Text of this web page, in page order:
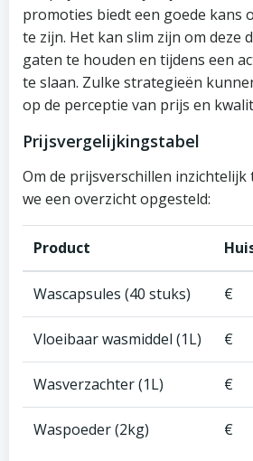
promoties biedt een goede kans
te zijn. Het kan slim zijn om deze
gaten te houden en tijdens een
te slaan. Zulke strategieën
op de perceptie van prijs en
Prijsvergelijkingstabel
Om de prijsverschillen inzichtelijk
we een overzicht opgesteld:
Product
Wascapsules (40 stuks) €
Vloeibaar wasmiddel (1L) €
Wasverzachter (1L) €
Waspoeder (2kg) €